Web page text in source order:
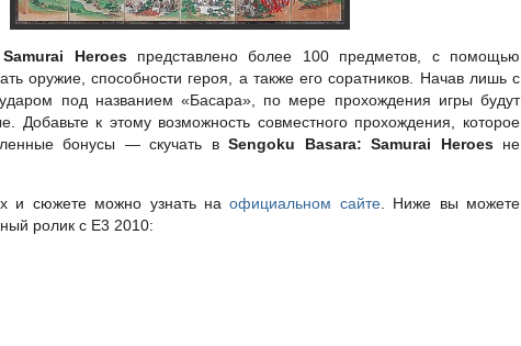
Heroesпредставлено более 100 предметов, с помощью
оружие, способности героя, а также его соратников. Начав лишь с
под названием «Басара», по мере прохождения игры будут
Добавьте к этому возможность совместного прохождения, которое
бонусы — скучать вSengoku Basara: Samurai Heroesне
и сюжете можно узнать наофициальном сайте. Ниже вы можете
ролик с E3 2010: